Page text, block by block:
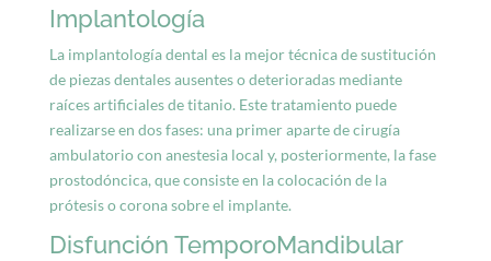
Implantología
La implantología dental es la mejor técnica de sustitución
de piezas dentales ausentes o deterioradas mediante
raíces artificiales de titanio. Este tratamiento puede
realizarse en dos fases: una primer aparte de cirugía
ambulatorio con anestesia local y, posteriormente, la fase
prostodóncica, que consiste en la colocación de la
prótesis o corona sobre el implante.
Disfunción TemporoMandibular